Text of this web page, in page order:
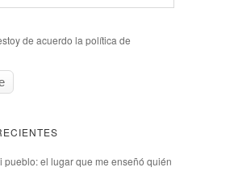
de acuerdo la política de
pueblo: el lugar que me enseñó quién